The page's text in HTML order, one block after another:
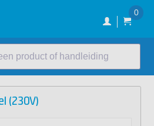
0
product of handleiding
(230V)